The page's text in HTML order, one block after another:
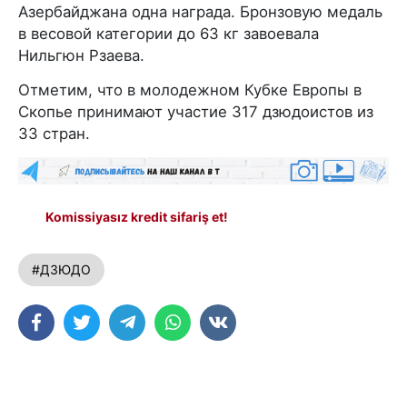
Азербайджана одна награда. Бронзовую медаль
в весовой категории до 63 кг завоевала
Нильгюн Рзаева.
Отметим, что в молодежном Кубке Европы в
Скопье принимают участие 317 дзюдоистов из
33 стран.
Komissiyasız kredit sifariş et!
#ДЗЮДО